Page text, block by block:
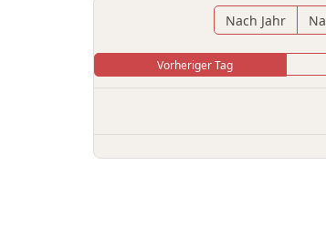
Nach Jahr
Vorheriger Tag